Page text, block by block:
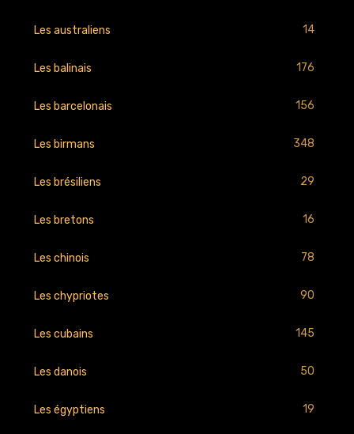
Les australiens 14
Les balinais 176
Les barcelonais 156
Les birmans 348
Les brésiliens 29
Les bretons 16
Les chinois 78
Les chypriotes 90
Les cubains 145
Les danois 50
Les égyptiens 19